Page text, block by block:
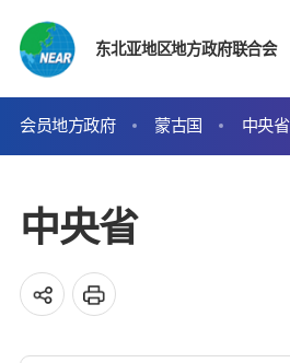
东北亚地区地方政府联合会
会员地方政府 蒙古国 中央省
中央省